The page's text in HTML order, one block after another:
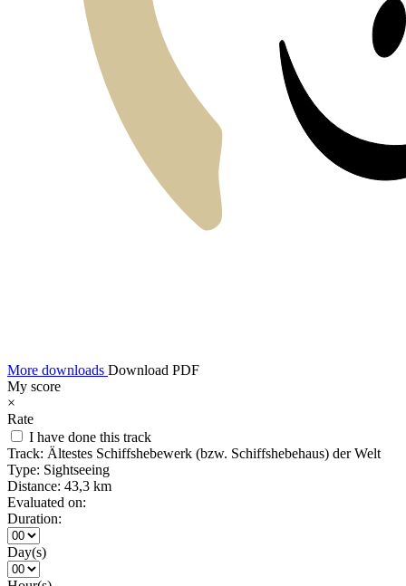
More downloads Download PDF
My score
×
Rate
I have done this track
Track: Ältestes Schiffshebewerk (bzw. Schiffshebehaus) der Welt
Type: Sightseeing
Distance: 43,3 km
Evaluated on:
Duration:
Day(s)